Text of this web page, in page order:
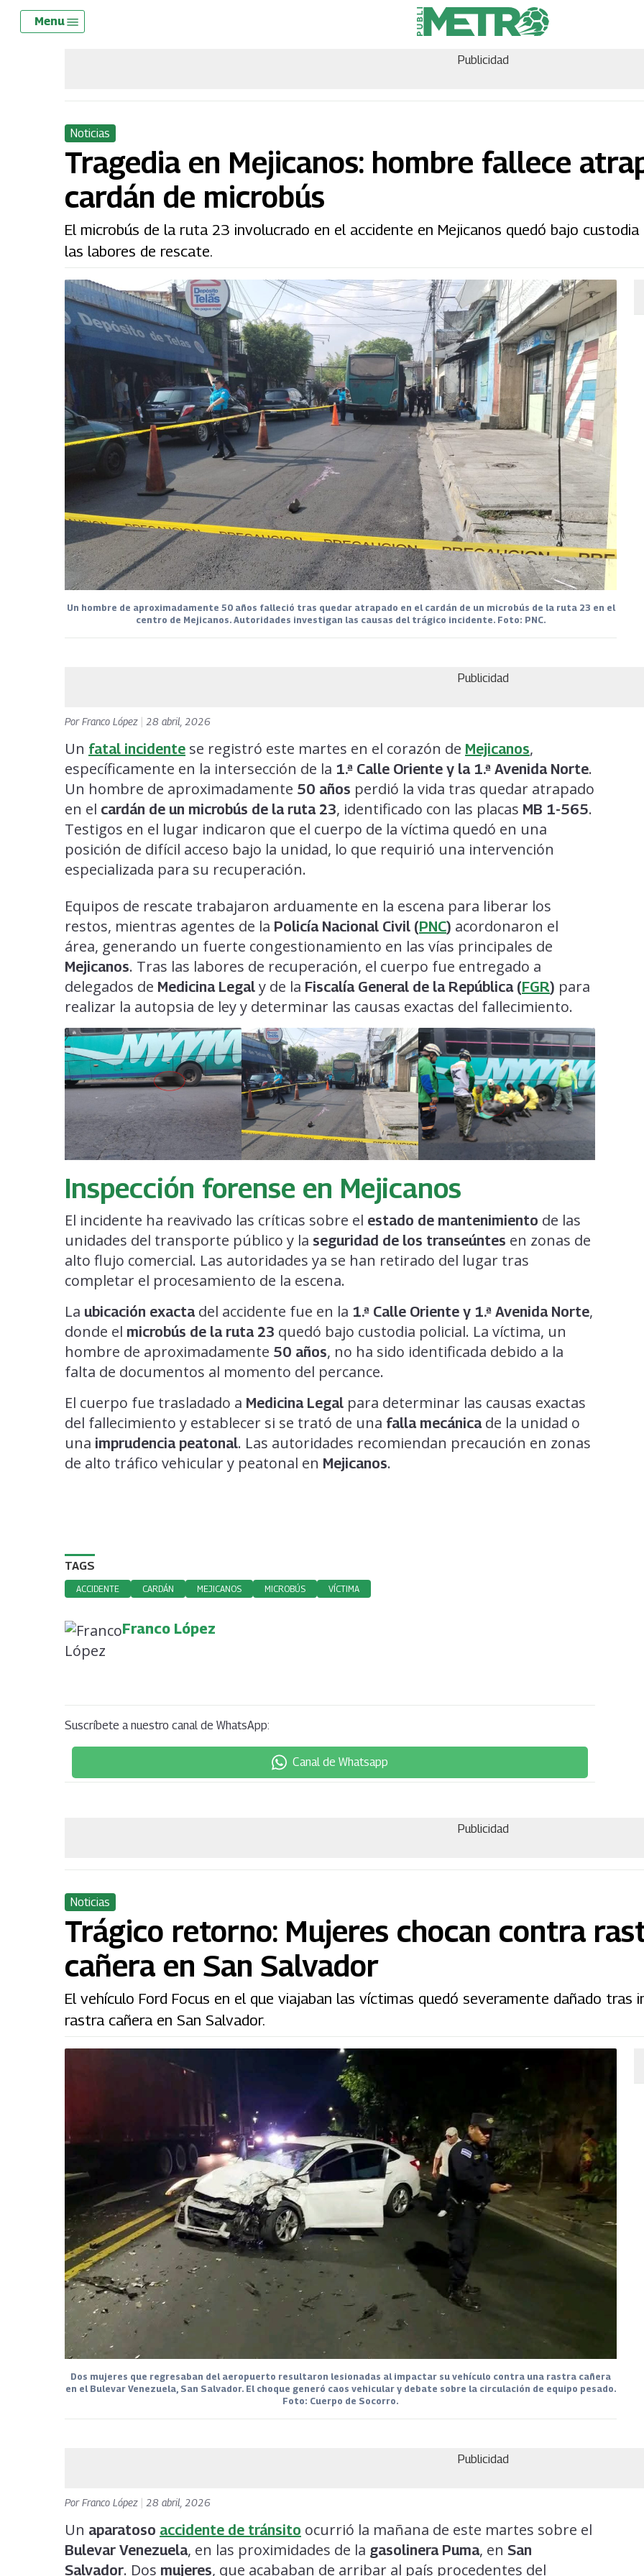
Skip
Menu
Publicidad
Noticias
Tragedia en Mejicanos: hombre fallece
cardán de microbús
El microbús de la ruta 23 involucrado en el accidente en Mejicanos quedó bajo
las labores de rescate.
Un hombre de aproximadamente 50 años falleció tras quedar atrapado en el cardán de un microbús de la ruta 23 en el
centro de Mejicanos. Autoridades investigan las causas del trágico incidente. Foto: PNC.
Publicidad
PorFranco López 28 abril, 2026
Un fatal incidente se registró este martes en el corazón de Mejicanos,
específicamente en la intersección de la 1.ª Calle Oriente y la 1.ª Avenida Norte.
Un hombre de aproximadamente 50 años perdió la vida tras quedar atrapado
en el cardán de un microbús de la ruta 23, identificado con las placas MB 1-565.
Testigos en el lugar indicaron que el cuerpo de la víctima quedó en una
posición de difícil acceso bajo la unidad, lo que requirió una intervención
especializada para su recuperación.
Equipos de rescate trabajaron arduamente en la escena para liberar los
restos, mientras agentes de la Policía Nacional Civil (PNC) acordonaron el
área, generando un fuerte congestionamiento en las vías principales de
Mejicanos. Tras las labores de recuperación, el cuerpo fue entregado a
delegados de Medicina Legal y de la Fiscalía General de la República (FGR) para
realizar la autopsia de ley y determinar las causas exactas del fallecimiento.
Inspección forense en Mejicanos
El incidente ha reavivado las críticas sobre el estado de mantenimiento de las
unidades del transporte público y la seguridad de los transeúntes en zonas de
alto flujo comercial. Las autoridades ya se han retirado del lugar tras
completar el procesamiento de la escena.
La ubicación exactadel accidente fue en la 1.ª Calle Oriente y 1.ª Avenida Norte,
donde el microbús de la ruta 23 quedó bajo custodia policial. La víctima, un
hombre de aproximadamente 50 años, no ha sido identificada debido a la
falta de documentos al momento del percance.
El cuerpo fue trasladado a Medicina Legal para determinar las causas exactas
del fallecimiento y establecer si se trató de una falla mecánicade la unidad o
una imprudencia peatonal. Las autoridades recomiendan precaución en zonas
de alto tráfico vehicular y peatonal en Mejicanos.
TAGS
ACCIDENTE CARDÁN MEJICANOS MICROBÚS VÍCTIMA
Franco López
Suscríbete a nuestro canal de WhatsApp:
Canal de Whatsapp
Publicidad
Noticias
Trágico retorno: Mujeres chocan contra
cañera en San Salvador
El vehículo Ford Focus en el que viajaban las víctimas quedó severamente dañado tras
rastra cañera en San Salvador.
Dos mujeres que regresaban del aeropuerto resultaron lesionadas al impactar su vehículo contra una rastra cañera
en el Bulevar Venezuela, San Salvador. El choque generó caos vehicular y debate sobre la circulación de equipo pesado.
Foto: Cuerpo de Socorro.
Publicidad
PorFranco López 28 abril, 2026
Un aparatoso accidente de tránsito ocurrió la mañana de este martes sobre el
Bulevar Venezuela, en las proximidades de la gasolinera Puma, en San
Salvador. Dos mujeres, que acababan de arribar al país procedentes del
Menu